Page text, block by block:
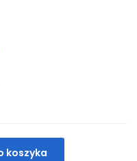
koszyka